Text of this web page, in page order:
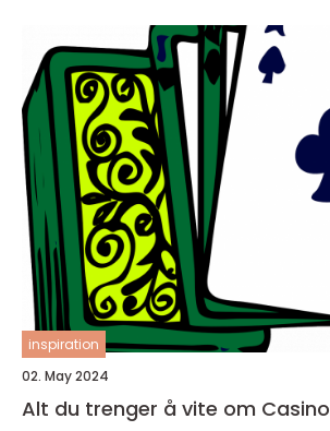
inspiration
02. May 2024
Alt du trenger å vite om Casino